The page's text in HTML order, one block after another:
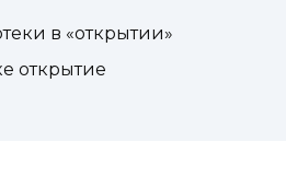
в «открытии»
открытие